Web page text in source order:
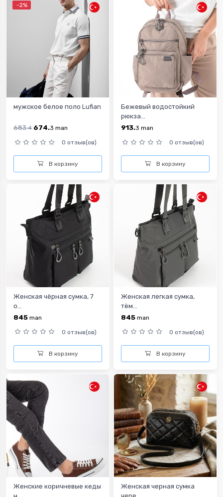
-2%
мужское белое поло Lufian
683.4 674.3 man
0 отзыв(ов)
В корзину
Бежевый водостойкий
рюкза...
913.3 man
0 отзыв(ов)
В корзину
Женская чёрная сумка, 7
о...
845 man
0 отзыв(ов)
В корзину
Женская легкая сумка,
тём...
845 man
0 отзыв(ов)
В корзину
Женские коричневые кеды
н...
Женская черная сумка
чере...